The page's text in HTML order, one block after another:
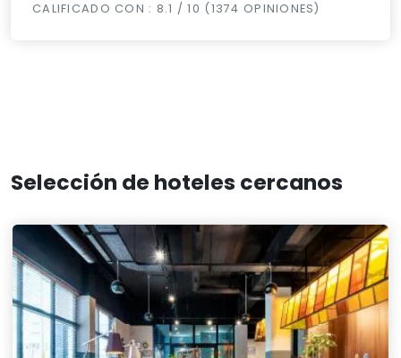
CALIFICADO CON : 8.1 / 10 (1374 OPINIONES)
Selección de hoteles cercanos